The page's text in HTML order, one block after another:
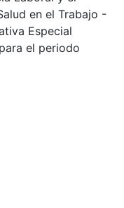
en el Trabajo -
Especial
el periodo